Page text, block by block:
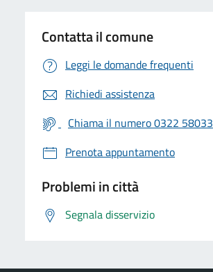
Contatta il comune
Leggi le domande frequenti
Richiedi assistenza
Chiama il numero 0322 58033
Prenota appuntamento
Problemi in città
Segnala disservizio